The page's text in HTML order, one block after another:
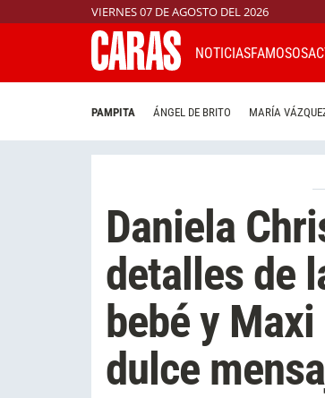
VIERNES 07 DE AGOSTO DEL 2026
NOTICIASFAMOSOS
PAMPITA ÁNGEL DE BRITO MARÍA
Daniela
detalles de
bebé y
dulce